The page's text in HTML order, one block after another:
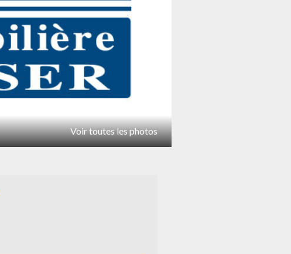
Voir toutes les photos